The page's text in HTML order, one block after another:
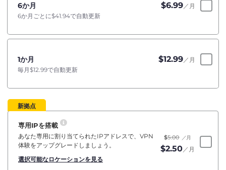
6か月 $6.99 ／月
6か月ごとに$41.94で自動更新
1か月 $12.99 ／月
毎月$12.99で自動更新
新拠点
専用IPを搭載
あなた専用に割り当てられたIPアドレスで、VPN
体験をアップグレードしましょう。
選択可能なロケーションを見る
$5.00 ／月
$2.50 ／月